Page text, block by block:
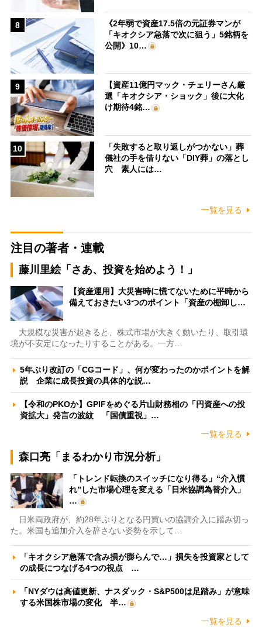
8
《2年弱で資産17.5倍の元証券マンが
「キオクシア急落で次に狙う」5銘柄を
公開》10…
9
【資産11億円マック・チェリーさん厳
選「キオクシア・ショック」後に大化
け期待4銘…
10
「失敗すると取り返しがつかない」葬
儀社の手を借りない「DIY葬」の落とし
穴 素人には…
一覧を見る
注目の著者・連載
藤川里絵「さあ、投資を始めよう！」
【資産運用】大災害時に慌てないために平時から
備えておきたい3つのポイント「資産の棚卸し…
大規模な災害が起きると、株式市場が大きく動いたり、取引環
境が不安定になったりすることがある。一方…
5年ぶり改訂の「CGコード」、何が変わったのかポイントを解
説 企業に成長投資の具体的な説…
【令和のPKOか】GPIFをめぐる片山財務相の「円資産への投
資拡大」発言の波紋 「国債重視」…
一覧を見る
森口亮「まるわかり市況分析」
「トレンド転換のスイッチになり得る」“介入慣
れ”した市場心理を変える「日米協調為替介入」
…
日米両政府が、約28年ぶりとなる円買いの協調介入に踏み切っ
た。米国も追加介入を辞さない姿勢を示して…
「キオクシア急落で含み損が膨らんで…」損失を投資家として
の成長につなげる4つの視点 …
「NYダウは高値更新、ナスダック・S&P500は足踏み」が意味
する米国株市場の変化 半…
一覧を見る